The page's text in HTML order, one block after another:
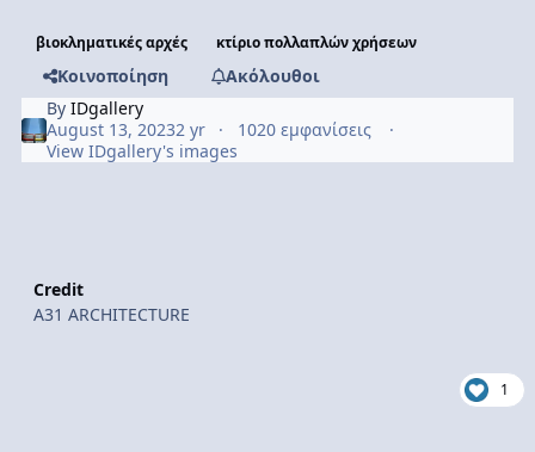
βιοκληματικές αρχές κτίριο πολλαπλών χρήσεων
Κοινοποίηση
Ακόλουθοι
ByIDgallery
August 13, 20232 yr
1020 εμφανίσεις
View IDgallery's images
Credit
A31 ARCHITECTURE
1